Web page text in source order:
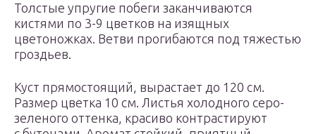
Толстые упругие побеги заканчиваются
кистями по 3-9 цветков на изящных
цветоножках. Ветви прогибаются под тяжестью
гроздьев.
Куст прямостоящий, вырастает до 120 см.
Размер цветка 10 см. Листья холодного серо-
зеленого оттенка, красиво контрастируют